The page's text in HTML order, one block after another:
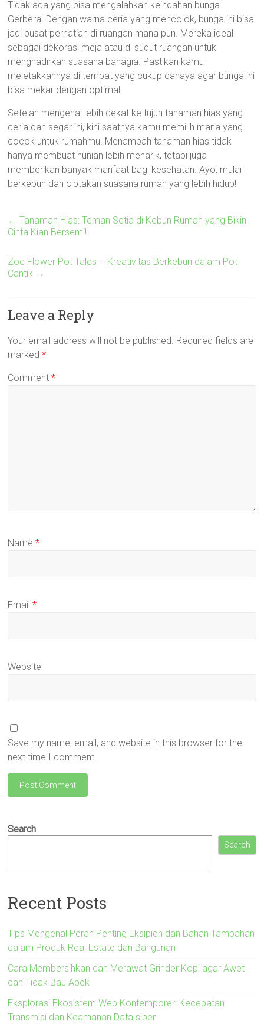
Tidak ada yang bisa mengalahkan keindahan bunga
Gerbera. Dengan warna ceria yang mencolok, bunga ini bisa
jadi pusat perhatian di ruangan mana pun. Mereka ideal
sebagai dekorasi meja atau di sudut ruangan untuk
menghadirkan suasana bahagia. Pastikan kamu
meletakkannya di tempat yang cukup cahaya agar bunga ini
bisa mekar dengan optimal.
Setelah mengenal lebih dekat ke tujuh tanaman hias yang
ceria dan segar ini, kini saatnya kamu memilih mana yang
cocok untuk rumahmu. Menambah tanaman hias tidak
hanya membuat hunian lebih menarik, tetapi juga
memberikan banyak manfaat bagi kesehatan. Ayo, mulai
berkebun dan ciptakan suasana rumah yang lebih hidup!
← Tanaman Hias: Teman Setia di Kebun Rumah yang Bikin
Cinta Kian Bersemi!
Zoe Flower Pot Tales – Kreativitas Berkebun dalam Pot
Cantik →
Leave a Reply
Your email address will not be published. Required fields are
marked*
Comment*
Name*
Email*
Website
Save my name, email, and website in this browser for the
next time I comment.
Search
Search
Recent Posts
Tips Mengenal Peran Penting Eksipien dan Bahan Tambahan
dalam Produk Real Estate dan Bangunan
Cara Membersihkan dan Merawat Grinder Kopi agar Awet
dan Tidak Bau Apek
Eksplorasi Ekosistem Web Kontemporer: Kecepatan
Transmisi dan Keamanan Data siber